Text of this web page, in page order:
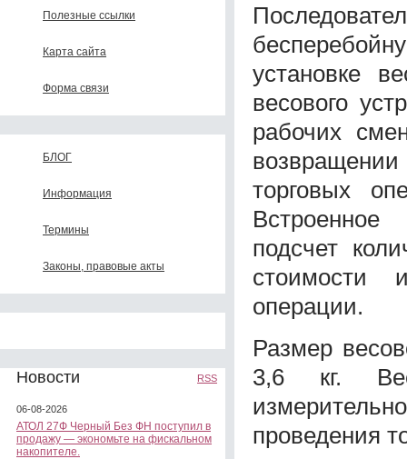
Полезные ссылки
Карта сайта
Форма связи
БЛОГ
Информация
Термины
Законы, правовые акты
Новости RSS
06-08-2026
АТОЛ 27Ф Черный Без ФН поступил в
продажу — экономьте на фискальном
накопителе.
установке
весового
рабочих
торговых
подсчет
стоимости
операции.
Размер
3,6 кг.
проведения